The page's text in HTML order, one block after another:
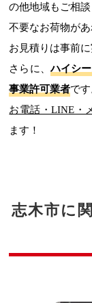
の他地域もご相談
不要なお荷物が
お見積りは事前
さらに、ハイシ
事業許可業者です
お電話・LINE・
ます！
志木市に